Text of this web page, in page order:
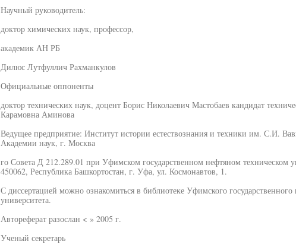
Научный руководитель:
доктор химических наук, профессор,
академик АН РБ
Дилюс Лутфуллич Рахманкулов
Официальные оппоненты
доктор технических наук, доцент Борис Николаевич Мастобаев кандидат
Карамовна Аминова
Ведущее предприятие: Институт истории естествознания и техники им. С.И.
Академии наук, г. Москва
го Совета Д 212.289.01 при Уфимском государственном нефтяном техническом
450062, Республика Башкортостан, г. Уфа, ул. Космонавтов, 1.
С диссертацией можно ознакомиться в библиотеке Уфимского государственного
университета.
Автореферат разослан < » 2005 г.
Ученый секретарь